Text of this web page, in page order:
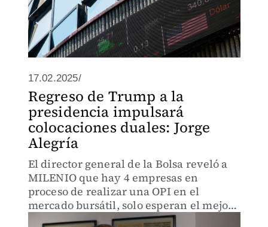
17.02.2025/
Regreso de Trump a la
presidencia impulsará
colocaciones duales: Jorge
Alegría
El director general de la Bolsa reveló a
MILENIO que hay 4 empresas en
proceso de realizar una OPI en el
mercado bursátil, solo esperan el mejor
momento